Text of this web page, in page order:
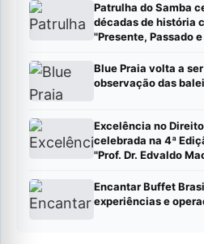
Patrulha do Samba
décadas de história
"Presente, Passado
Blue Praia volta a
observação das
Excelência no
celebrada na 4ª
"Prof. Dr. Edvaldo
Encantar Buffet
experiências e